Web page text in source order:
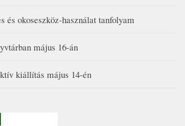
és okoseszköz-használat tanfolyam
május 16-án
kiállítás május 14-én